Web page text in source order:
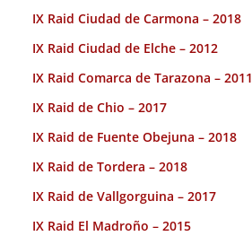
IX Raid Ciudad de Carmona – 2018
IX Raid Ciudad de Elche – 2012
IX Raid Comarca de Tarazona – 2011
IX Raid de Chio – 2017
IX Raid de Fuente Obejuna – 2018
IX Raid de Tordera – 2018
IX Raid de Vallgorguina – 2017
IX Raid El Madroño – 2015